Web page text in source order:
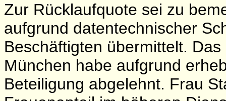
Zur Rücklaufquote sei zu
aufgrund datentechnischer
Beschäftigten übermittelt.
München habe aufgrund
Beteiligung abgelehnt. Frau